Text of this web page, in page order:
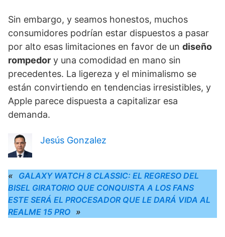
Sin embargo, y seamos honestos, muchos
consumidores podrían estar dispuestos a pasar
por alto esas limitaciones en favor de un diseño
rompedor y una comodidad en mano sin
precedentes. La ligereza y el minimalismo se
están convirtiendo en tendencias irresistibles, y
Apple parece dispuesta a capitalizar esa
demanda.
Jesús Gonzalez
«
GALAXY WATCH 8 CLASSIC: EL REGRESO DEL
BISEL GIRATORIO QUE CONQUISTA A LOS FANS
ESTE SERÁ EL PROCESADOR QUE LE DARÁ VIDA AL
REALME 15 PRO »